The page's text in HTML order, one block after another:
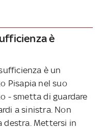
è
è un
Pisapia nel suo
- smetta di guardare
a sinistra. Non
destra. Mettersi in